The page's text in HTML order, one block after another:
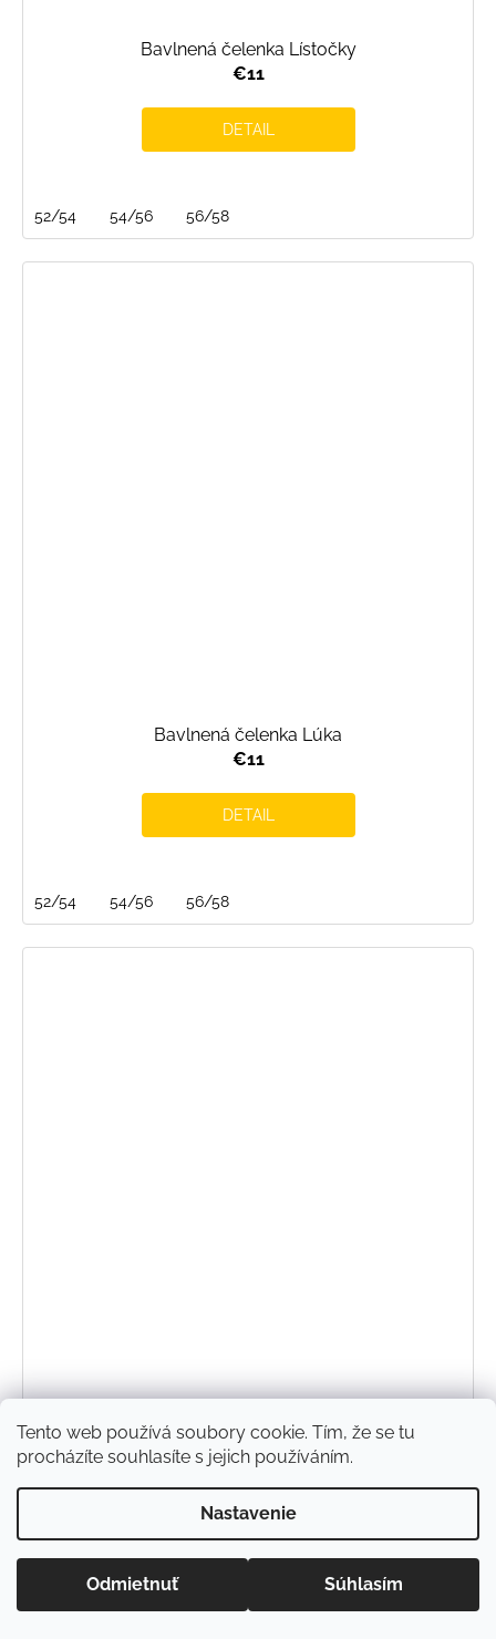
Tento web používá soubory cookie. Tím, že se tu
procházíte souhlasíte s jejich používáním.
Nastavenie
Odmietnuť Súhlasím
Bavlnená čelenka Lístočky
€11
DETAIL
52/54 54/56 56/58
Bavlnená čelenka Lúka
€11
DETAIL
52/54 54/56 56/58
Bavlnená čelenka Maliny
€11
54/56